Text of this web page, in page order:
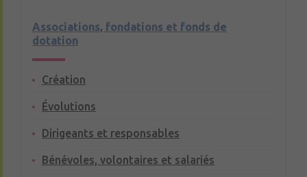
Associations, fondations et fonds de
dotation
Création
Évolutions
Dirigeants et responsables
Bénévoles, volontaires et salariés